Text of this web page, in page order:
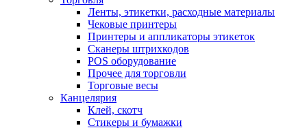
Ленты, этикетки, расходные материалы
Чековые принтеры
Принтеры и аппликаторы этикеток
Сканеры штрихкодов
POS оборудование
Прочее для торговли
Торговые весы
Канцелярия
Клей, скотч
Стикеры и бумажки